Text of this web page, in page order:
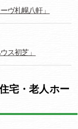
ヴ札幌八軒」
ス初芝」
宅・老人ホー